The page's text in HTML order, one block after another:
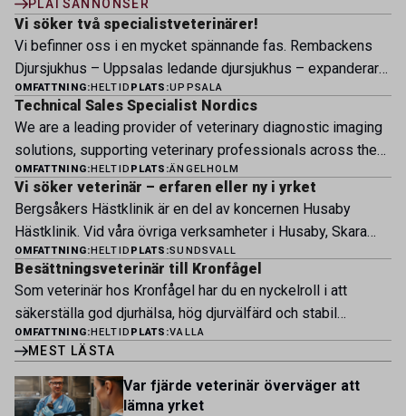
PLATSANNONSER
Vi söker två specialistveterinärer!
Vi befinner oss i en mycket spännande fas. Rembackens
Djursjukhus – Uppsalas ledande djursjukhus – expanderar
nu sin specialistverksamhet och söker legitimerade
veterinärer med specialistkompetens som vill vara med
och forma vårt nästa kapitel. Hos oss möter du ett
engagerat team, moderna faciliteter och verkliga
möjligheter att bedriva avancerad djursjukvård. Vad vi
erbjuder Särskilt meriterande: […]
OMFATTNING: HELTID PLATS:UPPSALA
Technical Sales Specialist Nordics
We are a leading provider of veterinary diagnostic imaging
solutions, supporting veterinary professionals across the
Nordic region with innovative technology, expert advice, and
dedicated customer service. Business context Our mission
is to help veterinarians deliver the highest standard of care
by providing advanced imaging systems, software, and
technical expertise that support accurate and efficient
diagnostics. […]
OMFATTNING: HELTID PLATS:ÄNGELHOLM
Vi söker veterinär – erfaren eller ny i yrket
Bergsåkers Hästklinik är en del av koncernen Husaby
Hästklinik. Vid våra övriga verksamheter i Husaby, Skara
och Bjertorp jobbar idag ett 60-tal medarbetare. Om kliniken
Bergsåkers Hästklinik bedriver veterinärverksamhet i en
modern klinik vid Bergsåkers travbana, Sundsvall. Vi
erbjuder ett mångfasetterat utbud av undersökningar och
behandlingar i välutrustade lokaler. Vi har cirka 7 500
OMFATTNING: HELTID PLATS:SUNDSVALL
Besättningsveterinär till Kronfågel
Som veterinär hos Kronfågel har du en nyckelroll i att
säkerställa god djurhälsa, hög djurvälfärd och stabil
produktion genom hela värdekedjan. Du arbetar nära våra
kontrakterade uppfödare och tillsammans med kollegor
inom produktion, kläckeri, slakt och kvalitet. Rollen präglas
av proaktivt arbete, kunskapsdelning och kontinuerlig
OMFATTNING: HELTID PLATS:VALLA
MEST LÄSTA
Var fjärde veterinär överväger att
lämna yrket